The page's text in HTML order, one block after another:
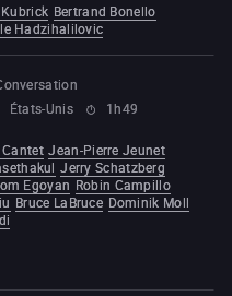
Bertrand Bonello
Hadzihalilovic
États-Unis 1h49
Jean-Pierre Jeunet
Jerry Schatzberg
Egoyan Robin Campillo
Bruce LaBruce Dominik Moll